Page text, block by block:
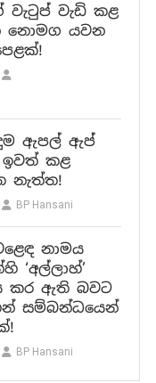
වැටුප් වැඩි කළ
නොමග යවන
ඇපල් ඇප්
කළ
නැත්ත!
BP Hansani
නාමය
‘අල්ලාහ්’
කර ඇති බවට
සම්බන්ධයෙන්
BP Hansani